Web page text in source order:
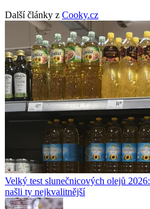
Další články z Cooky.cz
Velký test slunečnicových olejů
našli ty nejkvalitnější